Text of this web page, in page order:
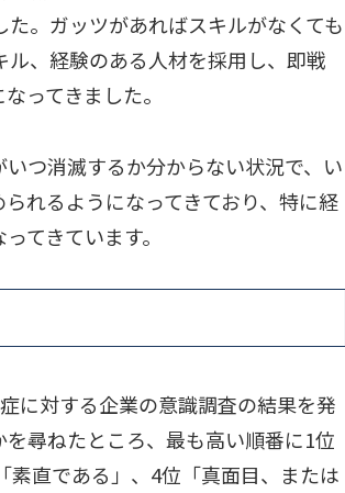
。ガッツがあればスキルがなくても
、経験のある人材を採用し、即戦
ってきました。
つ消滅するか分からない状況で、い
れるようになってきており、特に経
てきています。
に対する企業の意識調査の結果を発
尋ねたところ、最も高い順番に1位
素直である」、4位「真面目、または